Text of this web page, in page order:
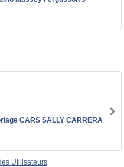
CARS SALLY CARRERA
Utilisateurs